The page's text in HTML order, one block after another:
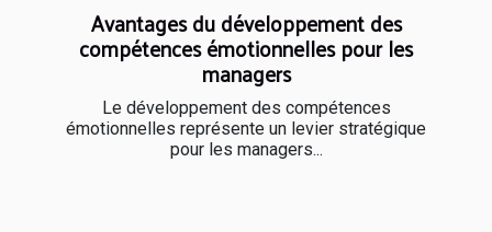
Avantages du développement des
compétences émotionnelles pour les
managers
Le développement des compétences
émotionnelles représente un levier stratégique
pour les managers...